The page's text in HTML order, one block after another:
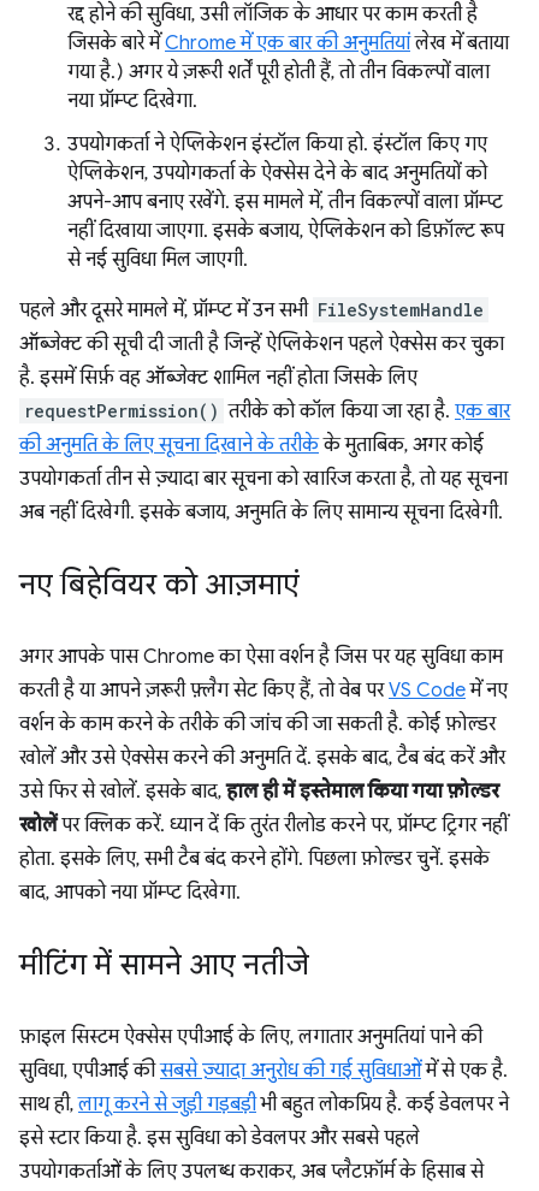
रद्द होने की सुविधा, उसी लॉजिक के आधार पर काम करती है
जिसके बारे मेंChrome में एक बार की अनुमतियांलेख में बताया
गया है.) अगर ये ज़रूरी शर्तें पूरी होती हैं, तो तीन विकल्पों वाला
नया प्रॉम्प्ट दिखेगा.
उपयोगकर्ता ने ऐप्लिकेशन इंस्टॉल किया हो. इंस्टॉल किए गए
ऐप्लिकेशन, उपयोगकर्ता के ऐक्सेस देने के बाद अनुमतियों को
अपने-आप बनाए रखेंगे. इस मामले में, तीन विकल्पों वाला प्रॉम्प्ट
नहीं दिखाया जाएगा. इसके बजाय, ऐप्लिकेशन को डिफ़ॉल्ट रूप
से नई सुविधा मिल जाएगी.
पहले और दूसरे मामले में, प्रॉम्प्ट में उन सभी FileSystemHandle
ऑब्जेक्ट की सूची दी जाती है जिन्हें ऐप्लिकेशन पहले ऐक्सेस कर चुका
है. इसमें सिर्फ़ वह ऑब्जेक्ट शामिल नहीं होता जिसके लिए
requestPermission() तरीके को कॉल किया जा रहा है. एक बार
की अनुमति के लिए सूचना दिखाने के तरीकेके मुताबिक, अगर कोई
उपयोगकर्ता तीन से ज़्यादा बार सूचना को खारिज करता है, तो यह सूचना
अब नहीं दिखेगी. इसके बजाय, अनुमति के लिए सामान्य सूचना दिखेगी.
नए बिहेवियर को आज़माएं
अगर आपके पास Chrome का ऐसा वर्शन है जिस पर यह सुविधा काम
करती है या आपने ज़रूरी फ़्लैग सेट किए हैं, तो वेब परVS Codeमें नए
वर्शन के काम करने के तरीके की जांच की जा सकती है. कोई फ़ोल्डर
खोलें और उसे ऐक्सेस करने की अनुमति दें. इसके बाद, टैब बंद करें और
उसे फिर से खोलें. इसके बाद,हाल ही में इस्तेमाल किया गया फ़ोल्डर
खोलेंपर क्लिक करें. ध्यान दें कि तुरंत रीलोड करने पर, प्रॉम्प्ट ट्रिगर नहीं
होता. इसके लिए, सभी टैब बंद करने होंगे. पिछला फ़ोल्डर चुनें. इसके
बाद, आपको नया प्रॉम्प्ट दिखेगा.
मीटिंग में सामने आए नतीजे
फ़ाइल सिस्टम ऐक्सेस एपीआई के लिए, लगातार अनुमतियां पाने की
सुविधा, एपीआई कीसबसे ज़्यादा अनुरोध की गई सुविधाओंमें से एक है.
साथ ही,लागू करने से जुड़ी गड़बड़ीभी बहुत लोकप्रिय है. कई डेवलपर ने
इसे स्टार किया है. इस सुविधा को डेवलपर और सबसे पहले
उपयोगकर्ताओं के लिए उपलब्ध कराकर, अब प्लैटफ़ॉर्म के हिसाब से